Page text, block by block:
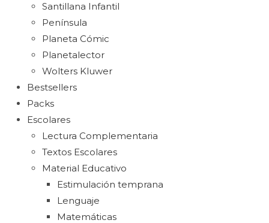
Santillana Infantil
Península
Planeta Cómic
Planetalector
Wolters Kluwer
Bestsellers
Packs
Escolares
Lectura Complementaria
Textos Escolares
Material Educativo
Estimulación temprana
Lenguaje
Matemáticas